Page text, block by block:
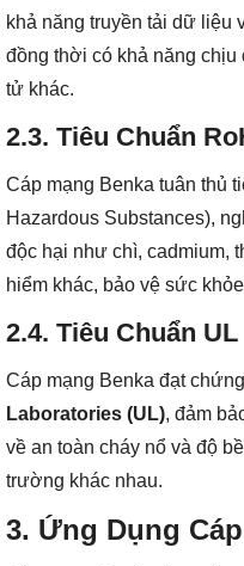
khả năng truyền tải dữ liệu
đồng thời có khả năng
tử khác.
2.3. Tiêu Chuẩn
Cáp mạng Benka tuân thủ
Hazardous Substances),
độc hại như chì, cadmium,
hiểm khác, bảo vệ sức
2.4. Tiêu Chuẩn UL
Cáp mạng Benka đạt
Laboratories (UL), đảm
về an toàn cháy nổ và độ
trường khác nhau.
3. Ứng Dụng